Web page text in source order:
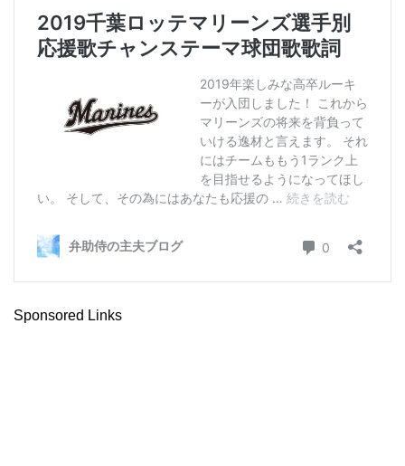
Sponsored Links